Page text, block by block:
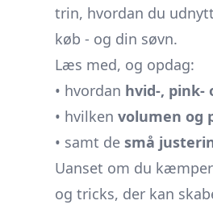
trin, hvordan du
køb - og din søvn.
Læs med, og opdag:
• hvordan hvid-, pink-
• hvilken volumen og
• samt de små
Uanset om du
og tricks, der kan